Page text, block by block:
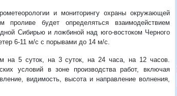
и мониторингу охраны окружающей
будет определяться взаимодействием
Сибирью и ложбиной над юго-востоком Черного
6-11 м/с с порывами до 14 м/с.
на 5 суток, на 3 суток, на 24 часа, на 12 часов.
условий в зоне производства работ, включая
видимость, высота и направление волнения,